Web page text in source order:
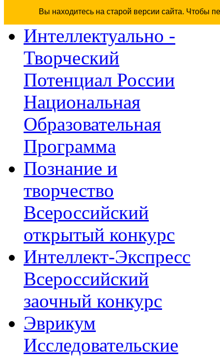
Вы находитесь на старой версии сайта. Чтобы
Интеллектуально -
Творческий
Потенциал России
Национальная
Образовательная
Программа
Познание и
творчество
Всероссийский
открытый конкурс
Интеллект-Экспресс
Всероссийский
заочный конкурс
Эврикум
Исследовательские